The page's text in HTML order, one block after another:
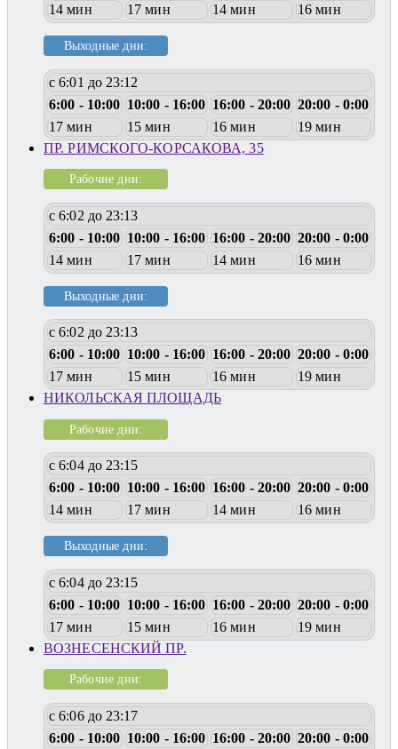
14 мин
17 мин 14 мин 16 мин
Выходные дни:
с 6:01 до 23:12
6:00 - 10:00 10:00 - 16:00 16:00 - 20:00 20:00 - 0:00
17 мин
15 мин 16 мин
19 мин
ПР. РИМСКОГО-КОРСАКОВА, 35
Рабочие дни:
с 6:02 до 23:13
6:00 - 10:00 10:00 - 16:00 16:00 - 20:00 20:00 - 0:00
14 мин
17 мин 14 мин 16 мин
Выходные дни:
с 6:02 до 23:13
6:00 - 10:00 10:00 - 16:00 16:00 - 20:00 20:00 - 0:00
17 мин
15 мин 16 мин
19 мин
НИКОЛЬСКАЯ ПЛОЩАДЬ
Рабочие дни:
с 6:04 до 23:15
6:00 - 10:00 10:00 - 16:00 16:00 - 20:00 20:00 - 0:00
14 мин
17 мин 14 мин 16 мин
Выходные дни:
с 6:04 до 23:15
6:00 - 10:00 10:00 - 16:00 16:00 - 20:00 20:00 - 0:00
17 мин
15 мин 16 мин
19 мин
ВОЗНЕСЕНСКИЙ ПР.
Рабочие дни:
с 6:06 до 23:17
6:00 - 10:00 10:00 - 16:00 16:00 - 20:00 20:00 - 0:00